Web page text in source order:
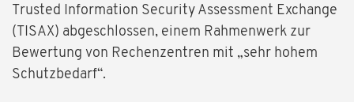
Trusted Information Security Assessment Exchange
(TISAX) abgeschlossen, einem Rahmenwerk zur
Bewertung von Rechenzentren mit „sehr hohem
Schutzbedarf“.